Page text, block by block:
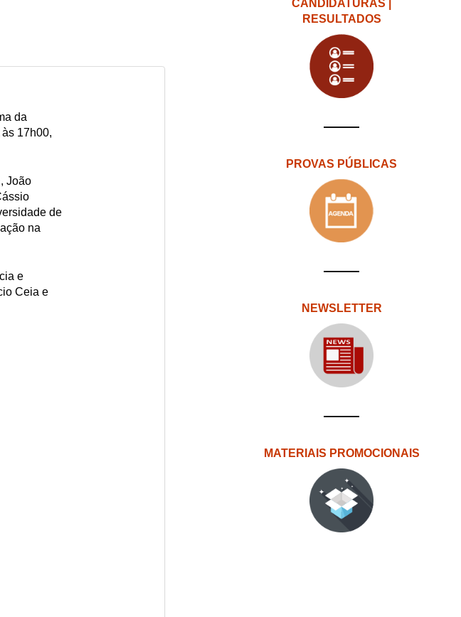
da
17h00,
João
de
na
e
Ceia e
CANDIDATURAS |
RESULTADOS
PROVAS PÚBLICAS
NEWSLETTER
MATERIAIS PROMOCIONAIS